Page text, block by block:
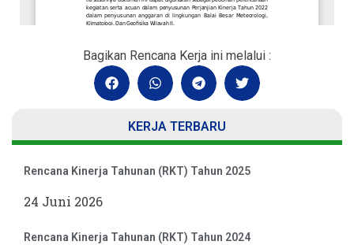
Bagikan Rencana Kerja ini melalui :
KERJA TERBARU
Rencana Kinerja Tahunan (RKT) Tahun 2025
24 Juni 2026
Rencana Kinerja Tahunan (RKT) Tahun 2024